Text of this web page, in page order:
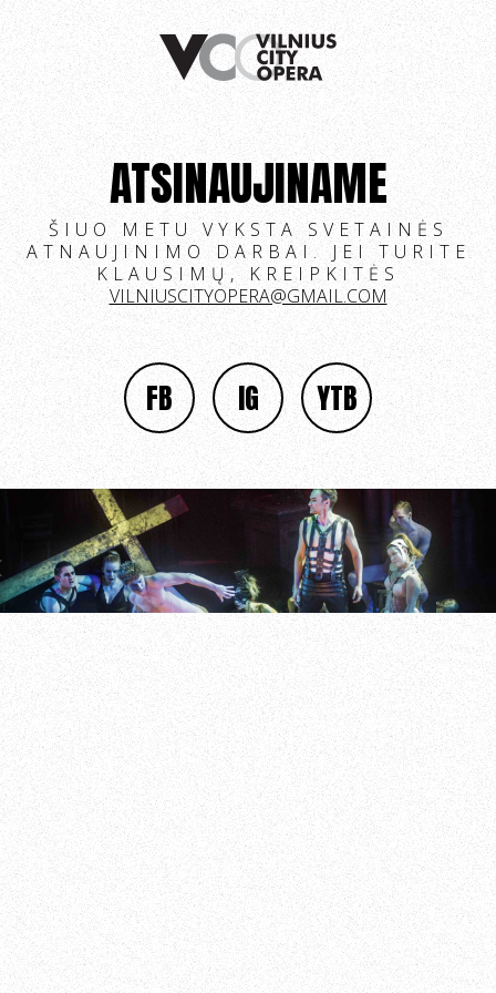
ATSINAUJINAME
ŠIUO METU VYKSTA SVETAINĖS
ATNAUJINIMO DARBAI. JEI TURITE
KLAUSIMŲ, KREIPKITĖS
VILNIUSCITYOPERA@GMAIL.COM
FB IG YTB